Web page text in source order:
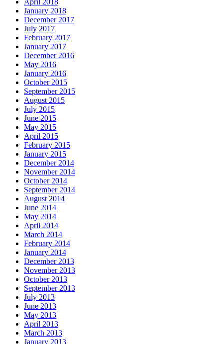
April 2018
January 2018
December 2017
July 2017
February 2017
January 2017
December 2016
May 2016
January 2016
October 2015
September 2015
August 2015
July 2015
June 2015
May 2015
April 2015
February 2015
January 2015
December 2014
November 2014
October 2014
September 2014
August 2014
June 2014
May 2014
April 2014
March 2014
February 2014
January 2014
December 2013
November 2013
October 2013
September 2013
July 2013
June 2013
May 2013
April 2013
March 2013
January 2013